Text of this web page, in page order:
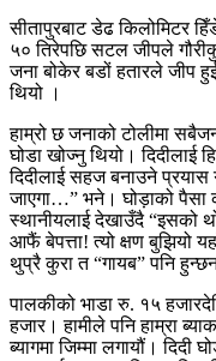
सीतापुरबाट डेढ किलोमिटर
५० तिरेपछि सटल जीपले
जना बोकेर बडों हतारले जीप
थियो ।
हाम्रो छ जनाको टोलीमा
घोडा खोज्नु थियो। दिदीलाई
दिदीलाई सहज बनाउने
जाएगा…” भने। घोड़ाको पैसा
स्थानीयलाई देखाउँदै “इसको
आफैं बेपत्ता! त्यो क्षण बुझियो
थुप्रै कुरा त “गायब” पनि
पालकीको भाडा रु. १५
हजार। हामीले पनि हाम्रा
ब्यागमा जिम्मा लगायौं। दिदी